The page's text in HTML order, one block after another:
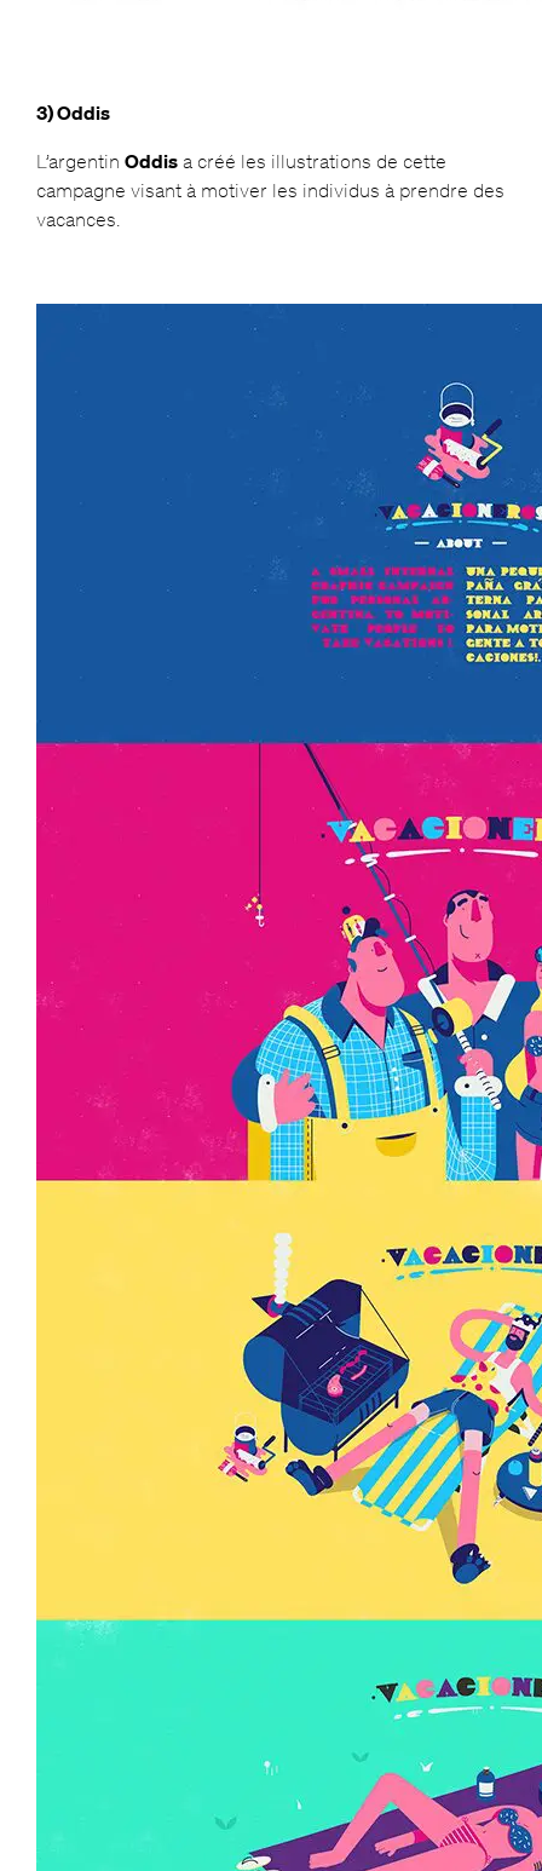
3) Oddis
L’argentin Oddisa créé les illustrations de cette
campagne visant à motiver les individus à prendre des
vacances.